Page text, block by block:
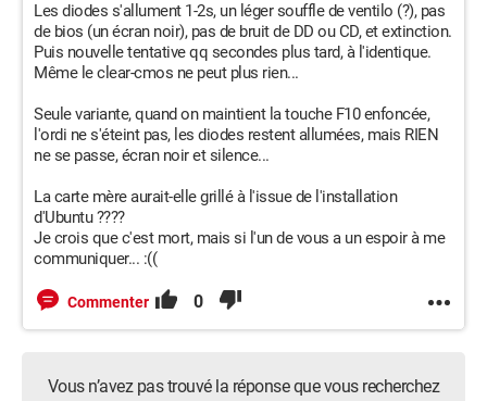
Les diodes s'allument 1-2s, un léger souffle de ventilo (?), pas
de bios (un écran noir), pas de bruit de DD ou CD, et extinction.
Puis nouvelle tentative qq secondes plus tard, à l'identique.
Même le clear-cmos ne peut plus rien...
Seule variante, quand on maintient la touche F10 enfoncée,
l'ordi ne s'éteint pas, les diodes restent allumées, mais RIEN
ne se passe, écran noir et silence...
La carte mère aurait-elle grillé à l'issue de l'installation
d'Ubuntu ????
Je crois que c'est mort, mais si l'un de vous a un espoir à me
communiquer... :((
Commenter 0
Vous n’avez pas trouvé la réponse que vous recherchez